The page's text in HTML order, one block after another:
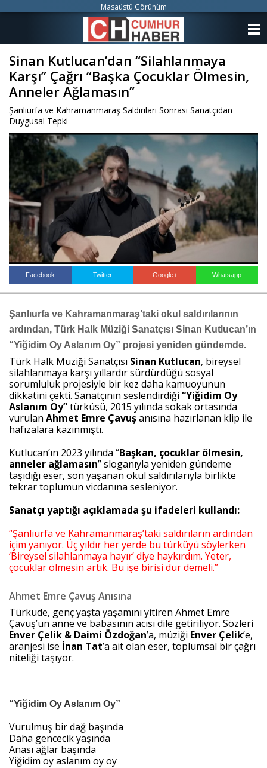
Sinan Kutlucan’dan “Silahlanmaya
Karşı” Çağrı “Başka Çocuklar Ölmesin,
Anneler Ağlamasın”
Şanlıurfa ve Kahramanmaraş Saldırıları Sonrası Sanatçıdan
Duygusal Tepki
Facebook Twitter Google+ Whatsapp
Şanlıurfa ve Kahramanmaraş’taki okul saldırılarının
ardından, Türk Halk Müziği Sanatçısı Sinan Kutlucan’ın
“Yiğidim Oy Aslanım Oy” projesi yeniden gündemde.
Türk Halk Müziği Sanatçısı Sinan Kutlucan, bireysel
silahlanmaya karşı yıllardır sürdürdüğü sosyal
sorumluluk projesiyle bir kez daha kamuoyunun
dikkatini çekti. Sanatçının seslendirdiği “Yiğidim Oy
Aslanım Oy” türküsü, 2015 yılında sokak ortasında
vurulan Ahmet Emre Çavuş anısına hazırlanan klip ile
hafızalara kazınmıştı.
Kutlucan’ın 2023 yılında “Başkan, çocuklar ölmesin,
anneler ağlamasın” sloganıyla yeniden gündeme
taşıdığı eser, son yaşanan okul saldırılarıyla birlikte
tekrar toplumun vicdanına sesleniyor.
Sanatçı yaptığı açıklamada şu ifadeleri kullandı:
“Şanlıurfa ve Kahramanmaraş’taki saldırıların ardından
içim yanıyor. Üç yıldır her yerde bu türküyü söylerken
‘Bireysel silahlanmaya hayır’ diye haykırdım. Yeter,
çocuklar ölmesin artık. Bu işe birisi dur demeli.”
Ahmet Emre Çavuş Anısına
Türküde, genç yaşta yaşamını yitiren Ahmet Emre
Enver Çelik & Daimi Özdoğan’a, müziği Enver Çelik’e,
aranjesi ise İnan Tat’a ait olan eser, toplumsal bir çağrı
niteliği taşıyor.
“Yiğidim Oy Aslanım Oy”
Vurulmuş bir dağ başında
Daha gencecik yaşında
Anası ağlar başında
Yiğidim oy aslanım oy oy
Masaüstü Görünüm
ANKETLER
FOTO GALERİ
VİDEO GALERİ
KÜNYE
İLETİŞİM
Haberin Doğru Adresi.